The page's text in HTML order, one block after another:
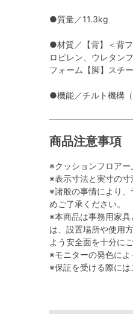
●質量／11.3kg
●材質／【背】＜背
ロピレン、ウレタン
フォーム【脚】スチ
●機能／チルト機構（
商品注意事項
※クッションフロアー
※表示寸法と実寸の寸
※諸般の事情により
めご了承ください。
※本商品は事務用家
は、設置場所や使用
よう安全面を十分に
※モニターの発色によ
※保証を受ける際には